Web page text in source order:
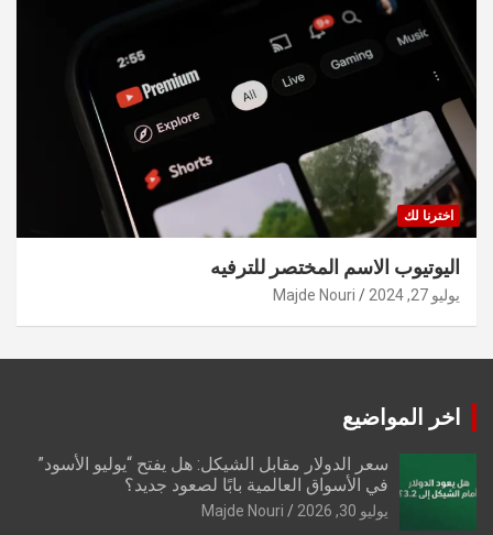
اخترنا لك
اليوتيوب الاسم المختصر للترفيه
يوليو 27, 2024 Majde Nouri
اخر المواضيع
سعر الدولار مقابل الشيكل: هل يفتح “يوليو الأسود”
في الأسواق العالمية بابًا لصعود جديد؟
يوليو 30, 2026 Majde Nouri